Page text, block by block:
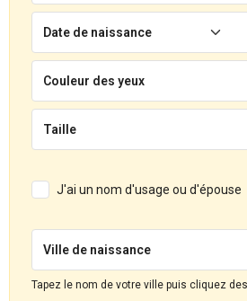
Date de naissance
Couleur des yeux
Taille
J'ai un nom d'usage ou d'épouse
Ville de naissance
Tapez le nom de votre ville puis cliquez